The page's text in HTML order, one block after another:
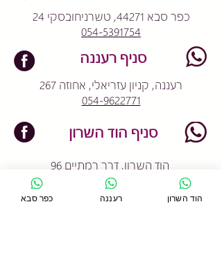
כפר סבא 44271, טשרניחובסקי 24
054-5391754
סניף רעננה
רעננה, קניון עזריאלי, אחוזה 267
054-9622771
סניף הוד השרון
הוד השרון, דרך רמתיים 96
054-2233706
כפר סבא רעננה הוד השרון